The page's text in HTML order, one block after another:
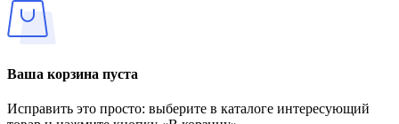
Ваша корзина пуста
Исправить это просто: выберите в каталоге интересующий